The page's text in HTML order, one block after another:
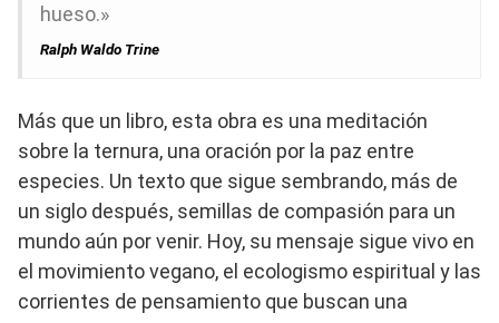
hueso.»
Ralph Waldo Trine
Más que un libro, esta obra es una meditación
sobre la ternura, una oración por la paz entre
especies. Un texto que sigue sembrando, más de
un siglo después, semillas de compasión para un
mundo aún por venir. Hoy, su mensaje sigue vivo en
el movimiento vegano, el ecologismo espiritual y las
corrientes de pensamiento que buscan una